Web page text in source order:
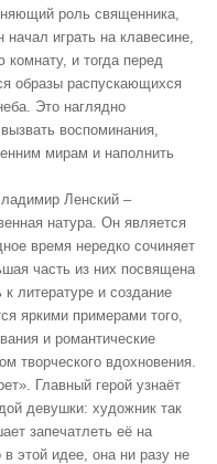
роль священника,
играть на клавесине,
комнату, и тогда перед
образы распускающихся
Это наглядно
воспоминания,
мирам и наполнить
Ленский –
натура. Он является
время нередко сочиняет
часть из них посвящена
литературе и создание
яркими примерами того,
и романтические
творческого вдохновения.
Главный герой узнаёт
девушки: художник так
запечатлеть её на
этой идее, она ни разу не